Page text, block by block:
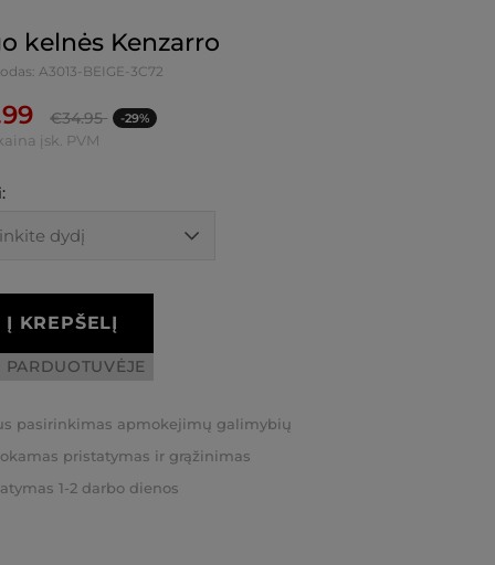
kelnės Kenzarro
A3013-BEIGE-3C72
€34.95 -29%
įsk. PVM
Į KREPŠELĮ
PARDUOTUVĖJE
pasirinkimas apmokejimų galimybių
pristatymas ir grąžinimas
1-2 darbo dienos